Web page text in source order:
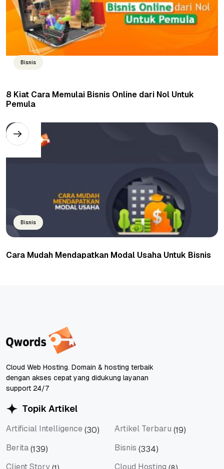
Bisnis
8 Kiat Cara Memulai Bisnis Online dari Nol Untuk
Pemula
Bisnis
Cara Mudah Mendapatkan Modal Usaha Untuk Bisnis
Cloud Web Hosting. Domain & hosting terbaik
dengan akses cepat yang didukung layanan
support 24/7
Topik Artikel
Artificial Intelligence (30) Artikel Terbaru (19)
Berita(139) Bisnis (334)